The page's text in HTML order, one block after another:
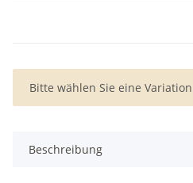
x
Bitte wählen Sie eine
Beschreibung